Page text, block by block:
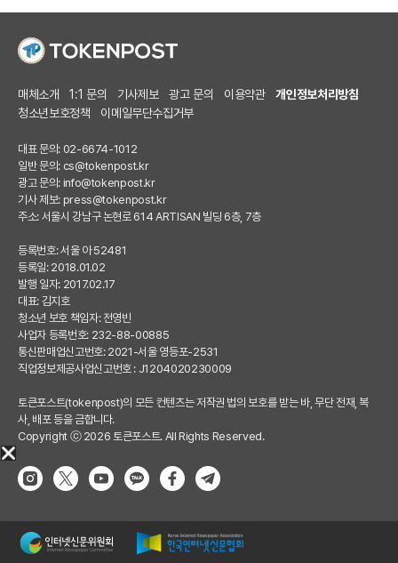
매체소개 1:1 문의 기사제보 광고 문의 이용약관
개인정보처리방침
청소년보호정책
이메일무단수집거부
대표 문의: 02-6674-1012
일반 문의: cs@tokenpost.kr
광고 문의: info@tokenpost.kr
기사 제보: press@tokenpost.kr
주소: 서울시 강남구 논현로 614 ARTISAN 빌딩 6층, 7층
등록번호: 서울 아 52481
등록일: 2018.01.02
발행 일자: 2017.02.17
대표: 김지호
청소년 보호 책임자: 전영빈
사업자 등록번호: 232-88-00885
통신판매업신고번호: 2021-서울 영등포-2531
직업정보제공사업신고번호 : J1204020230009
토큰포스트(tokenpost)의 모든 컨텐츠는 저작권 법의 보호를 받는 바, 무단 전재, 복
사, 배포 등을 금합니다.
Copyright ⓒ 2026 토큰포스트. All Rights Reserved.